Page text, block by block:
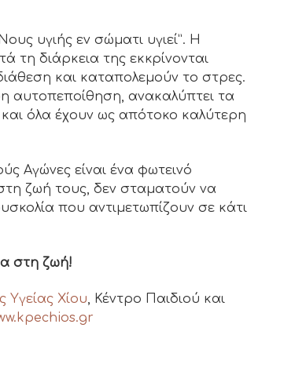
υγιής εν σώματι υγιεί”. Η
τη διάρκεια της εκκρίνονται
και καταπολεμούν το στρες.
αυτοπεποίθηση, ανακαλύπτει τα
και όλα έχουν ως απότοκο καλύτερη
Αγώνες είναι ένα φωτεινό
ζωή τους, δεν σταματούν να
που αντιμετωπίζουν σε κάτι
στη ζωή!
Υγείας Χίου, Κέντρο Παιδιού και